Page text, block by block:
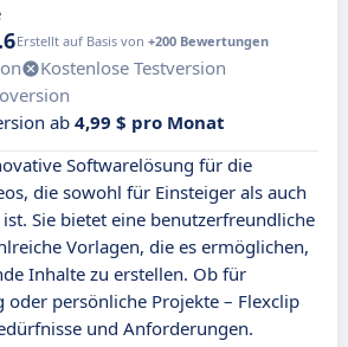
Erstellt auf Basis von +200 Bewertungen
Kostenlose Testversion
ab 4,99 $ pro Monat
Softwarelösung für die
die sowohl für Einsteiger als auch
Sie bietet eine benutzerfreundliche
Vorlagen, die es ermöglichen,
Inhalte zu erstellen. Ob für
persönliche Projekte – Flexclip
und Anforderungen.